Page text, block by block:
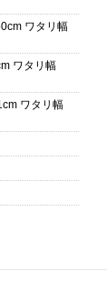
ワタリ幅
ワタリ幅
ワタリ幅